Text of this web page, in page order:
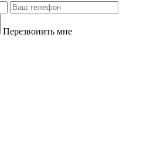
Перезвонить мне